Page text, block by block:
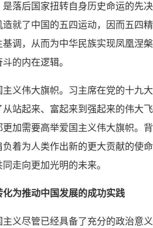
落后国家扭转自身历史命运的先
就了中国的五四运动，因而五四
调，从而为中华民族实现凤凰涅
的内在逻辑。
义伟大旗帜。习主席在党的十九
站起来、富起来到强起来的伟大
加需要高举爱国主义伟大旗帜。
着为人类作出新的更大贡献的使
走向更加光明的未来。
为推动中国发展的成功实践
义尽管已经具备了充分的政治意